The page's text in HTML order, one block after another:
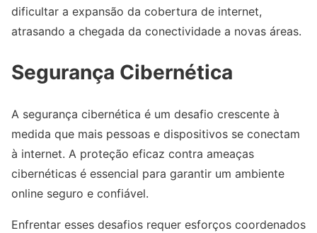
dificultar a expansão da cobertura de internet,
atrasando a chegada da conectividade a novas áreas.
Segurança Cibernética
A segurança cibernética é um desafio crescente à
medida que mais pessoas e dispositivos se conectam
à internet. A proteção eficaz contra ameaças
cibernéticas é essencial para garantir um ambiente
online seguro e confiável.
Enfrentar esses desafios requer esforços coordenados